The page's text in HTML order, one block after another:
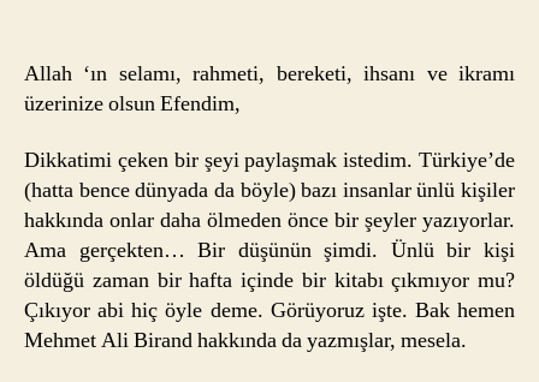
Allah ‘ın selamı, rahmeti, bereketi, ihsanı ve ikramı
üzerinize olsun Efendim,
Dikkatimi çeken bir şeyi paylaşmak istedim. Türkiye’de
(hatta bence dünyada da böyle) bazı insanlar ünlü kişiler
hakkında onlar daha ölmeden önce bir şeyler yazıyorlar.
Ama gerçekten… Bir düşünün şimdi. Ünlü bir kişi
öldüğü zaman bir hafta içinde bir kitabı çıkmıyor mu?
Çıkıyor abi hiç öyle deme. Görüyoruz işte. Bak hemen
Mehmet Ali Birand hakkında da yazmışlar, mesela.